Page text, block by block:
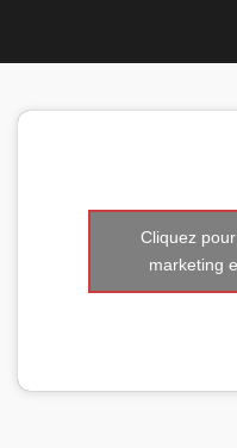
Cliquez
marketing